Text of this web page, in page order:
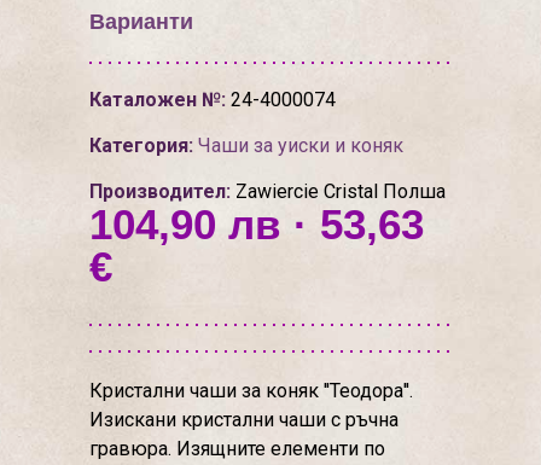
Варианти
Каталожен №: 24-4000074
Категория: Чаши за уиски и коняк
Производител: Zawiercie Cristal Полша
104,90 лв · 53,63
€
Кристални чаши за коняк ''Теодора''.
Изискани кристални чаши с ръчна
гравюра. Изящните елементи по